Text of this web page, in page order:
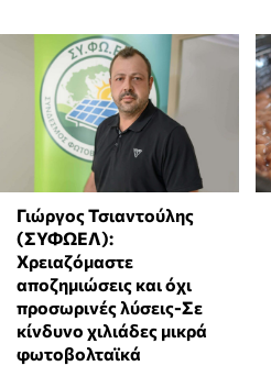
Γιώργος Τσιαντούλης
(ΣΥΦΩΕΛ):
Χρειαζόμαστε
αποζημιώσεις και όχι
προσωρινές λύσεις-Σε
κίνδυνο χιλιάδες μικρά
φωτοβολταϊκά